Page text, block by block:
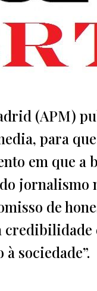
(APM)
para
em que a
jornalismo
de
sociedade”.